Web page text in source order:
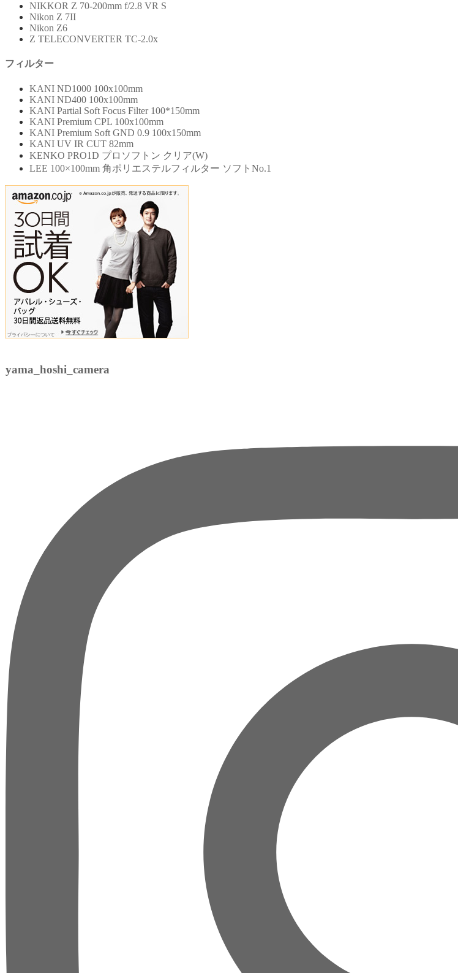
NIKKOR Z 70-200mm f/2.8 VR S
Nikon Z 7II
Nikon Z6
Z TELECONVERTER TC-2.0x
フィルター
KANI ND1000 100x100mm
KANI ND400 100x100mm
KANI Partial Soft Focus Filter 100*150mm
KANI Premium CPL 100x100mm
KANI Premium Soft GND 0.9 100x150mm
KANI UV IR CUT 82mm
KENKO PRO1D プロソフトン クリア(W)
LEE 100×100mm 角ポリエステルフィルター ソフトNo.1
yama_hoshi_camera